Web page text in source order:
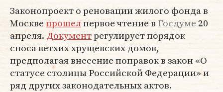
Законопроект о реновации жилого фонда в
Москвепрошелпервое чтение вГосдуме20
апреля.Документрегулирует порядок
сноса ветхих хрущевских домов,
предполагая внесение поправок в закон «О
статусе столицы Российской Федерации» и
ряд других законодательных актов.